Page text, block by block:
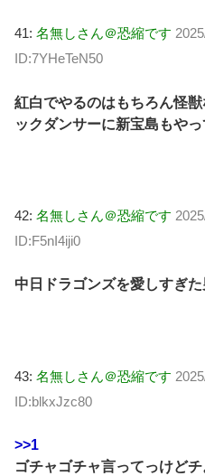
41: 名無しさん＠恐縮です
ID:7YHeTeN50
紅白でやるのはもちろん怪
ックダンサーに新宝島もや
42: 名無しさん＠恐縮です
ID:F5nI4iji0
中日ドラゴンズを愛しすぎた
43: 名無しさん＠恐縮です
ID:blkxJzc80
>>1
ゴチャゴチャ言ってっけど